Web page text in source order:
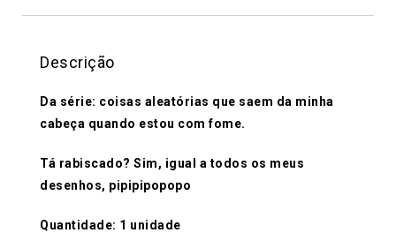
Descrição
Da série: coisas aleatórias que saem da minha
cabeça quando estou com fome.
Tá rabiscado? Sim, igual a todos os meus
desenhos, pipipipopopo
Quantidade: 1 unidade